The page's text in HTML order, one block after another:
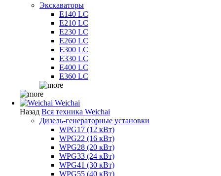
Экскаваторы
E140 LC
E210 LC
E230 LC
E260 LC
E300 LC
E330 LC
E400 LC
E360 LC
Weichai
Назад Вся техника Weichai
Дизель-генераторные установки
WPG17 (12 кВт)
WPG22 (16 кВт)
WPG28 (20 кВт)
WPG33 (24 кВт)
WPG41 (30 кВт)
WPG55 (40 кВт)